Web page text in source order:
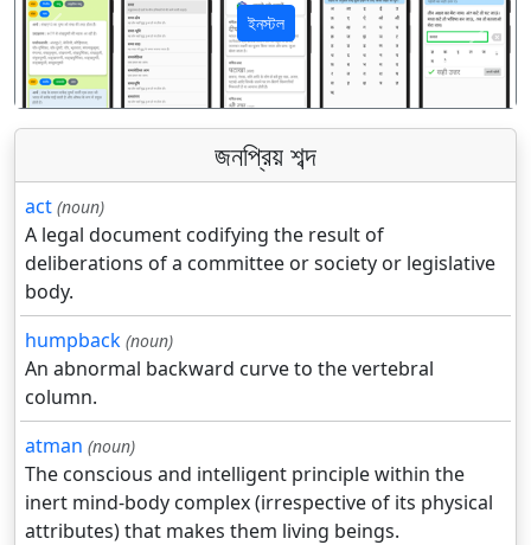
ইনস্টল
पिछला अगला
জনপ্রিয় শব্দ
act (noun)
A legal document codifying the result of
deliberations of a committee or society or legislative
body.
humpback (noun)
An abnormal backward curve to the vertebral
column.
atman (noun)
The conscious and intelligent principle within the
inert mind-body complex (irrespective of its physical
attributes) that makes them living beings.